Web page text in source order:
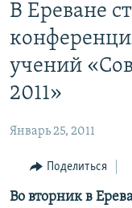
основному
содержанию
Перейти
основной
Перейти
поиску
НОВОСТИ
ПОЛИТИКА
ОБЩЕСТВО
РЕГИОН
НАГОРНЫЙ
КУЛЬТУРА
В Ереване
учений
2011»
Январь 25, 2011
Поделиться
Во вторник в